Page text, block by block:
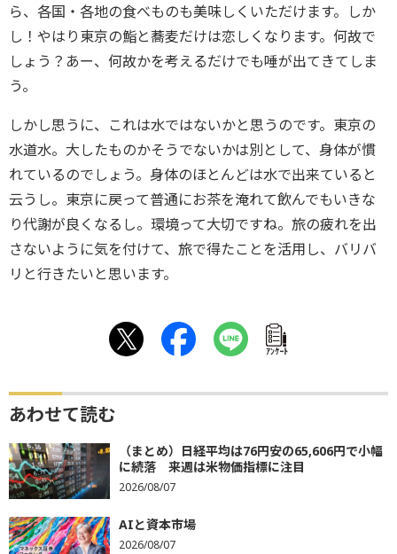
ら、各国・各地の食べものも美味しくいただけます。しか
し！やはり東京の鮨と蕎麦だけは恋しくなります。何故で
しょう？あー、何故かを考えるだけでも唾が出てきてしま
う。
しかし思うに、これは水ではないかと思うのです。東京の
水道水。大したものかそうでないかは別として、身体が慣
れているのでしょう。身体のほとんどは水で出来ていると
云うし。東京に戻って普通にお茶を淹れて飲んでもいきな
り代謝が良くなるし。環境って大切ですね。旅の疲れを出
さないように気を付けて、旅で得たことを活用し、バリバ
リと行きたいと思います。
ｱﾝｹｰﾄ
あわせて読む
（まとめ）日経平均は76円安の65,606円で小幅
に続落 来週は米物価指標に注目
2026/08/07
AIと資本市場
2026/08/07